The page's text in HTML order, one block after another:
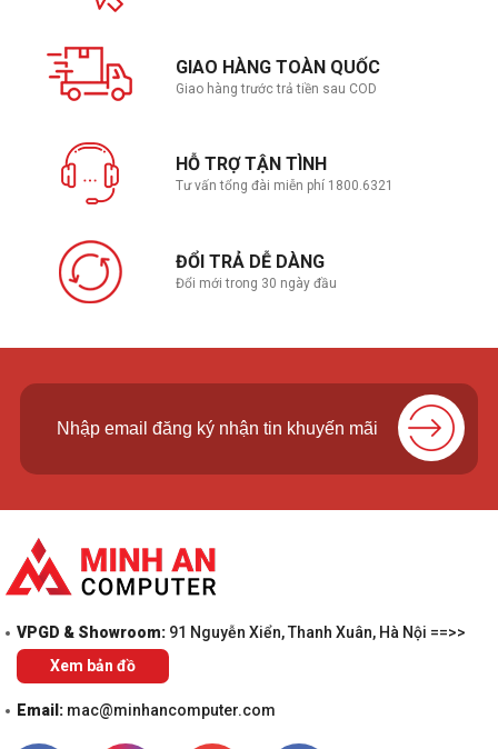
GIAO HÀNG TOÀN QUỐC
Giao hàng trước trả tiền sau COD
HỖ TRỢ TẬN TÌNH
Tư vấn tổng đài miễn phí 1800.6321
ĐỔI TRẢ DỄ DÀNG
Đổi mới trong 30 ngày đầu
VPGD & Showroom: 91 Nguyễn Xiển, Thanh Xuân, Hà Nội ==>>
Xem bản đồ
Email: mac@minhancomputer.com